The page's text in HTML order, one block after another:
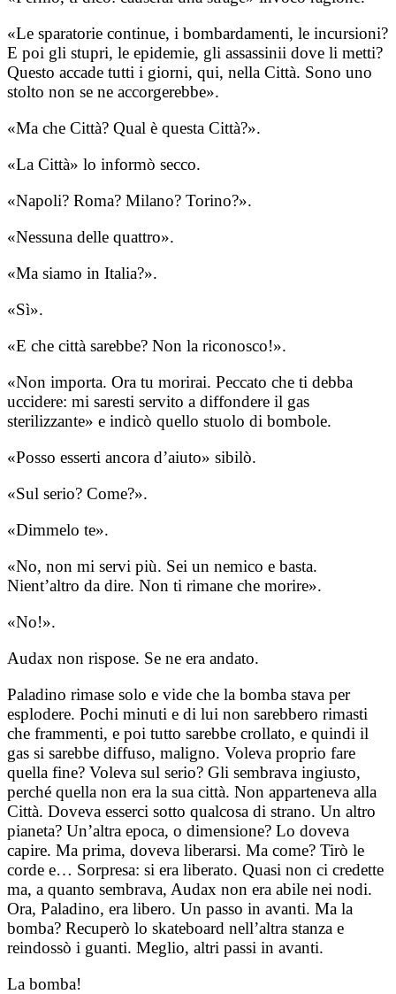
«Le sparatorie continue, i bombardamenti, le incursioni?
E poi gli stupri, le epidemie, gli assassinii dove li metti?
Questo accade tutti i giorni, qui, nella Città. Sono uno
stolto non se ne accorgerebbe».
«Ma che Città? Qual è questa Città?».
«La Città» lo informò secco.
«Napoli? Roma? Milano? Torino?».
«Nessuna delle quattro».
«Ma siamo in Italia?».
«Sì».
«E che città sarebbe? Non la riconosco!».
«Non importa. Ora tu morirai. Peccato che ti debba
uccidere: mi saresti servito a diffondere il gas
sterilizzante» e indicò quello stuolo di bombole.
«Posso esserti ancora d’aiuto» sibilò.
«Sul serio? Come?».
«Dimmelo te».
«No, non mi servi più. Sei un nemico e basta.
Nient’altro da dire. Non ti rimane che morire».
«No!».
Audax non rispose. Se ne era andato.
Paladino rimase solo e vide che la bomba stava per
esplodere. Pochi minuti e di lui non sarebbero rimasti
che frammenti, e poi tutto sarebbe crollato, e quindi il
gas si sarebbe diffuso, maligno. Voleva proprio fare
quella fine? Voleva sul serio? Gli sembrava ingiusto,
perché quella non era la sua città. Non apparteneva alla
Città. Doveva esserci sotto qualcosa di strano. Un altro
pianeta? Un’altra epoca, o dimensione? Lo doveva
capire. Ma prima, doveva liberarsi. Ma come? Tirò le
corde e… Sorpresa: si era liberato. Quasi non ci credette
ma, a quanto sembrava, Audax non era abile nei nodi.
Ora, Paladino, era libero. Un passo in avanti. Ma la
bomba? Recuperò lo skateboard nell’altra stanza e
reindossò i guanti. Meglio, altri passi in avanti.
La bomba!